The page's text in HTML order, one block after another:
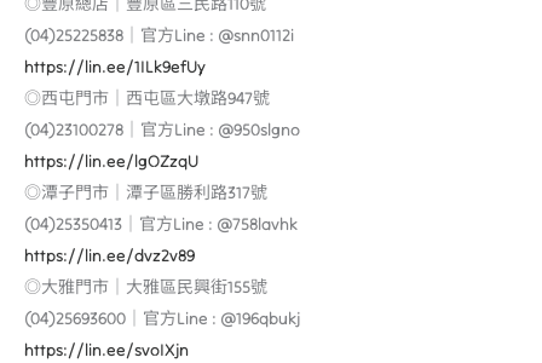
(04)25225838｜官方Line : @snn0112i
https://lin.ee/1ILk9efUy
◎西屯門市｜西屯區大墩路947號
(04)23100278｜官方Line : @950slgno
https://lin.ee/lgOZzqU
◎潭子門市｜潭子區勝利路317號
(04)25350413｜官方Line : @758lavhk
https://lin.ee/dvz2v89
◎大雅門市｜大雅區民興街155號
(04)25693600｜官方Line : @196qbukj
https://lin.ee/svoIXjn